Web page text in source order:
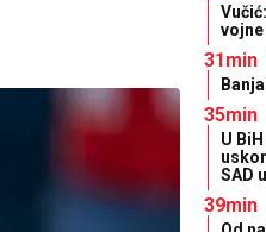
31min
35min
U
SAD
39min